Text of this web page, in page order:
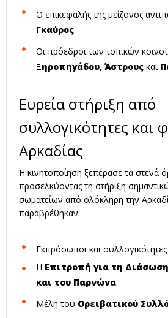
Ο επικεφαλής της μείζονος
Γκαύρος.
Οι πρόεδροι των τοπικών
Ξηροπηγάδου, Άστρους και
Ευρεία στήριξη από
συλλογικότητες και
Αρκαδίας
Η κινητοποίηση ξεπέρασε τα στενά
προσελκύοντας τη στήριξη
σωματείων από ολόκληρη την
παραβρέθηκαν:
Εκπρόσωποι και
Η Επιτροπή για τη
και του Παρνώνα.
Μέλη του Ορειβατικού